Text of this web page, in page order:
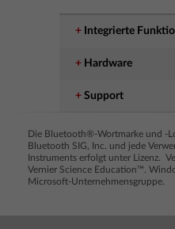
Integrierte
Hardware
Support
Die Bluetooth®-Wortmarke und -
Bluetooth SIG, Inc. und jede
Instruments erfolgt unter Lizenz.
Vernier Science Education™.
Microsoft-Unternehmensgruppe.